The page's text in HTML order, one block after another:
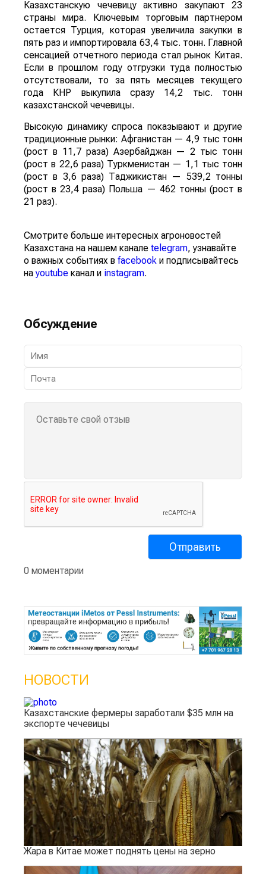
Казахстанскую чечевицу активно закупают 23
страны мира. Ключевым торговым партнером
остается Турция, которая увеличила закупки в
пять раз и импортировала 63,4 тыс. тонн. Главной
сенсацией отчетного периода стал рынок Китая.
Если в прошлом году отгрузки туда полностью
отсутствовали, то за пять месяцев текущего
года КНР выкупила сразу 14,2 тыс. тонн
казахстанской чечевицы.
Высокую динамику спроса показывают и другие
традиционные рынки: Афганистан — 4,9 тыс тонн
(рост в 11,7 раза) Азербайджан — 2 тыс тонн
(рост в 22,6 раза) Туркменистан — 1,1 тыс тонн
(рост в 3,6 раза) Таджикистан — 539,2 тонны
(рост в 23,4 раза) Польша — 462 тонны (рост в
21 раз).
Смотрите больше интересных агроновостей
Казахстана на нашем канале telegram, узнавайте
о важных событиях в facebook и подписывайтесь
наyoutube канал и instagram.
Обсуждение
0 моментарии
НОВОСТИ
Казахстанские фермеры заработали $35 млн на
экспорте чечевицы
Жара в Китае может поднять цены на зерно